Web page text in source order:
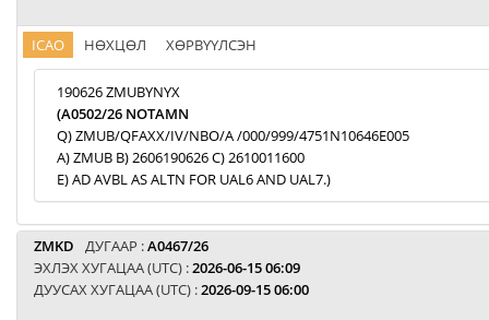
ICAO НӨХЦӨЛ ХӨРВҮҮЛСЭН
190626 ZMUBYNYX
(A0502/26 NOTAMN
Q) ZMUB/QFAXX/IV/NBO/A /000/999/4751N10646E005
A) ZMUB B) 2606190626 C) 2610011600
E) AD AVBL AS ALTN FOR UAL6 AND UAL7.)
ZMKD ДУГААР :A0467/26
ЭХЛЭХ ХУГАЦАА (UTC) :2026-06-15 06:09
ДУУСАХ ХУГАЦАА (UTC) :2026-09-15 06:00